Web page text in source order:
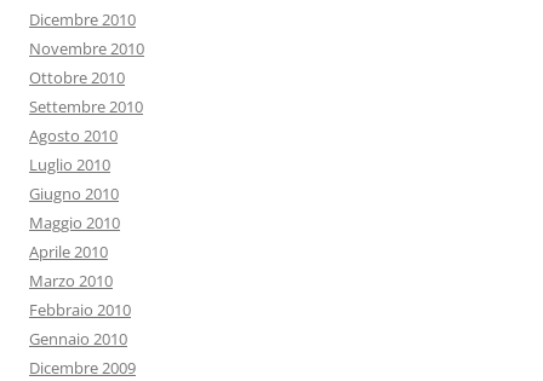
Dicembre 2010
Novembre 2010
Ottobre 2010
Settembre 2010
Agosto 2010
Luglio 2010
Giugno 2010
Maggio 2010
Aprile 2010
Marzo 2010
Febbraio 2010
Gennaio 2010
Dicembre 2009